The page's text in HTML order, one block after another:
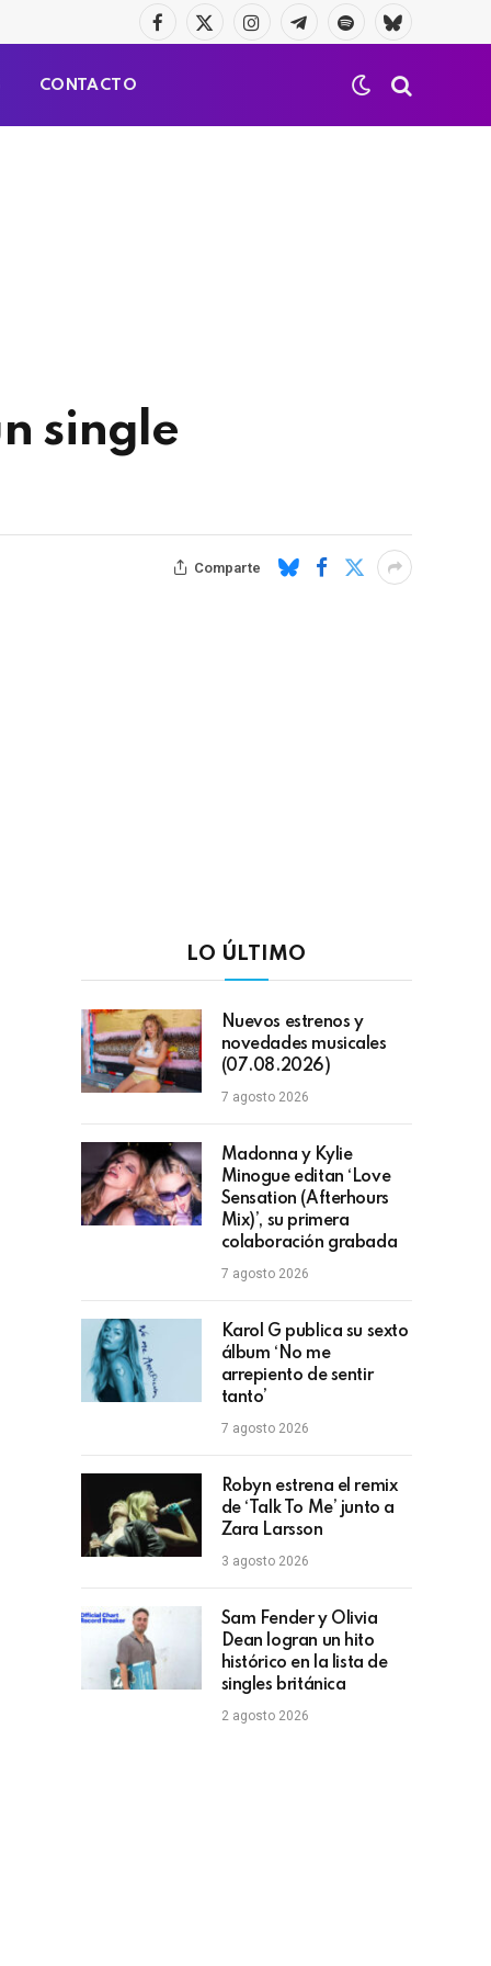
Facebook
X
InstagramTelegramaSpotifyBluesky
CONTACTO
single
Comparte
LO ÚLTIMO
Nuevos estrenos y
novedades musicales
(07.08.2026)
7 agosto 2026
Madonna y Kylie
Minogue editan ‘Love
Sensation (Afterhours
Mix)’, su primera
colaboración grabada
7 agosto 2026
Karol G publica su sexto
álbum ‘No me
arrepiento de sentir
tanto’
7 agosto 2026
Robyn estrena el remix
de ‘Talk To Me’ junto a
Zara Larsson
3 agosto 2026
Sam Fender y Olivia
Dean logran un hito
histórico en la lista de
singles británica
2 agosto 2026